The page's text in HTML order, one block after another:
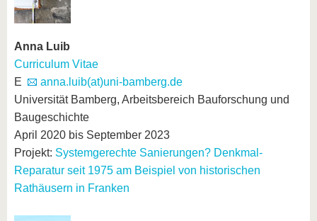
Anna Luib
Curriculum Vitae
E
anna.luib(at)uni-bamberg.de
Universität Bamberg, Arbeitsbereich Bauforschung und
Baugeschichte
April 2020 bis September 2023
Projekt: Systemgerechte Sanierungen? Denkmal-
Reparatur seit 1975 am Beispiel von historischen
Rathäusern in Franken